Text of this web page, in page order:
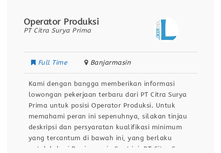
Operator Produksi
PT Citra Surya Prima
Full Time Banjarmasin
Kami dengan bangga memberikan informasi
lowongan pekerjaan terbaru dari PT Citra Surya
Prima untuk posisi Operator Produksi. Untuk
memahami peran ini sepenuhnya, silakan tinjau
deskripsi dan persyaratan kualifikasi minimum
yang tercantum di bawah ini, yang berlaku
untuk lokasi Banjarmasin.Saat ini, PT Citra Surya